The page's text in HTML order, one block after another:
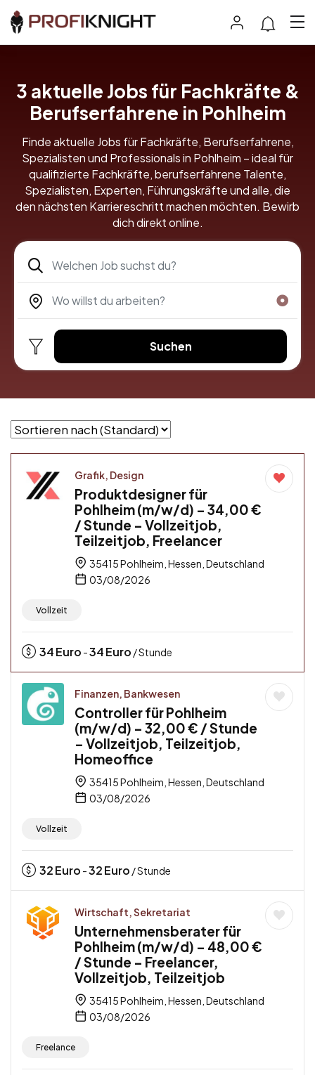
3 aktuelle Jobs für Fachkräfte &
Berufserfahrene in Pohlheim
Finde aktuelle Jobs für Fachkräfte, Berufserfahrene,
Spezialisten und Professionals in Pohlheim – ideal für
qualifizierte Fachkräfte, berufserfahrene Talente,
Spezialisten, Experten, Führungskräfte und alle, die
den nächsten Karriereschritt machen möchten. Bewirb
dich direkt online.
Suchen
Grafik, Design
Produktdesigner für
Pohlheim (m/w/d) – 34,00 €
/ Stunde – Vollzeitjob,
Teilzeitjob, Freelancer
35415 Pohlheim, Hessen, Deutschland
03/08/2026
Vollzeit
34Euro -34Euro / Stunde
Finanzen, Bankwesen
Controller für Pohlheim
(m/w/d) – 32,00 € / Stunde
– Vollzeitjob, Teilzeitjob,
Homeoffice
35415 Pohlheim, Hessen, Deutschland
03/08/2026
Vollzeit
32Euro -32Euro / Stunde
Wirtschaft, Sekretariat
Unternehmensberater für
Pohlheim (m/w/d) – 48,00 €
/ Stunde – Freelancer,
Vollzeitjob, Teilzeitjob
35415 Pohlheim, Hessen, Deutschland
03/08/2026
Freelance